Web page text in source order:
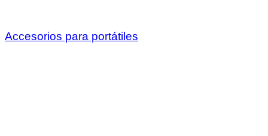
Accesorios para portátiles